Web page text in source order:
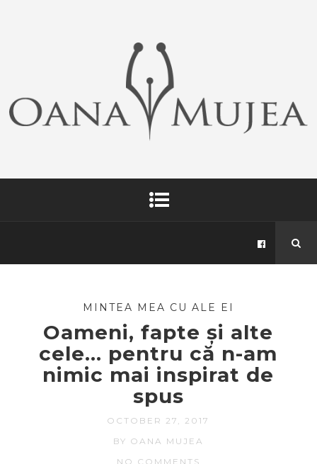
MINTEA MEA CU ALE EI
Oameni, fapte și alte
cele… pentru că n-am
nimic mai inspirat de
spus
OCTOBER 27, 2017
BY OANA MUJEA
NO COMMENTS